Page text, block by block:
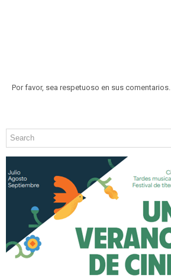
Por favor, sea respetuoso en sus comentarios.